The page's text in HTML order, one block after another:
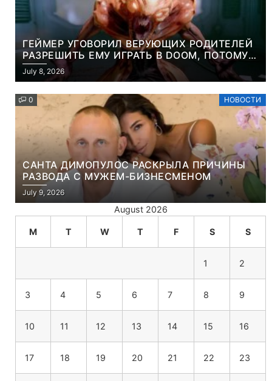
ГЕЙМЕР УГОВОРИЛ ВЕРУЮЩИХ РОДИТЕЛЕЙ
РАЗРЕШИТЬ ЕМУ ИГРАТЬ В DOOM, ПОТОМУ
ЧТО ЭТО ХРИСТИАНСКАЯ ИГРА ПРО
УБИЙСТВО ДЕМОНОВ
July 8, 2026
0 НОВОСТИ
САНТА ДИМОПУЛОС РАСКРЫЛА ПРИЧИНЫ
РАЗВОДА С МУЖЕМ-БИЗНЕСМЕНОМ
July 9, 2026
August 2026
M T W T F S S
1 2
3 4 5 6 7 8 9
10 11 12 13 14 15 16
17 18 19 20 21 22 23